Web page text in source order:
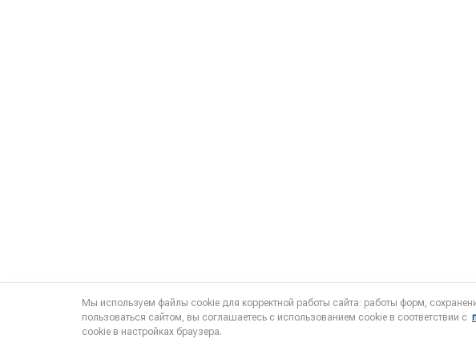
Мы используем файлы cookie для корректной работы сайта: работы форм,
пользоваться сайтом, вы соглашаетесь с использованием cookie в соответствии с
cookie в настройках браузера.